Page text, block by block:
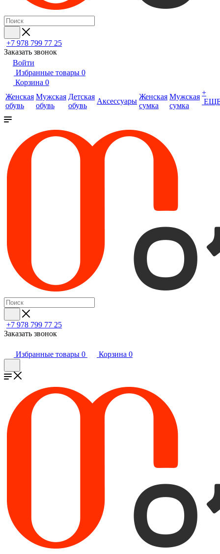
+7 978 799 77 25
Заказать звонок
Войти
Избранные товары 0
Корзина 0
Женская
обувь
Мужская
обувь
Детская
обувь
Аксессуары
Женская
сумка
Мужская
сумка
+
+7 978 799 77 25
Заказать звонок
Избранные товары 0 Корзина 0